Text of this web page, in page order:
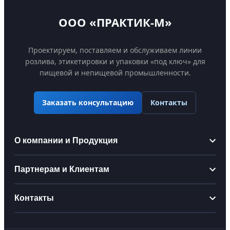
ООО «ПРАКТИК-М»
Проектируем, поставляем и обслуживаем линии
розлива, этикетировки и упаковки «под ключ» для
пищевой и непищевой промышленности.
Заказать консультацию Контакты
О компании и Продукция
Информация
О компании
Производство
Партнерам и Клиентам
Партнерам
Стать дистрибьютором
Контакты
praktikm@bk.ru